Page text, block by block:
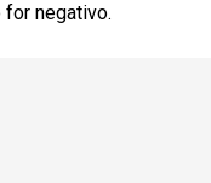
negativo.